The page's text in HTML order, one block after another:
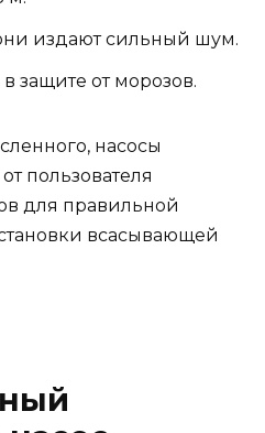
издают сильный шум.
защите от морозов.
насосы
пользователя
для правильной
всасывающей